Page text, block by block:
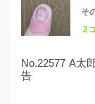
そ
2
No.22577 A太
告